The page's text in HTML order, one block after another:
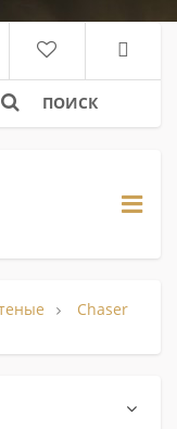
ПОИСК
Chaser